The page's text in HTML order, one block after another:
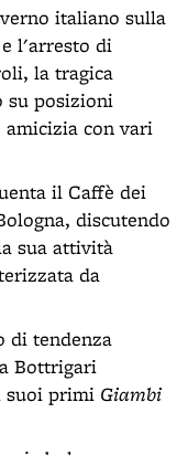
italiano sulla
l'arresto di
la tragica
su posizioni
amicizia con vari
il Caffè dei
discutendo
sua attività
da
di tendenza
Bottrigari
suoi primi Giambi